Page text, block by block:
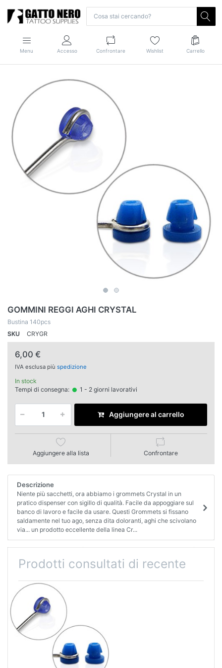
Menu Accesso Confrontare Wishlist Carrello
GOMMINI REGGI AGHI CRYSTAL
Bustina 140pcs
SKU
CRYGR
6,00 €
IVA esclusa più spedizione
In stock
Tempi di consegna:
1 - 2 giorni lavorativi
Aggiungere al carrello
Aggiungere alla lista Confrontare
Descrizione
Niente più sacchetti, ora abbiamo i grommets Crystal in un
pratico dispenser con sigillo di qualità. Facile da appoggiare sul
banco di lavoro e facile da usare. Questi Grommets si fissano
saldamente nel tuo ago, senza dita doloranti, aghi che scivolano
via... un prodotto eccellente della linea Cr...
Prodotti consultati di recente